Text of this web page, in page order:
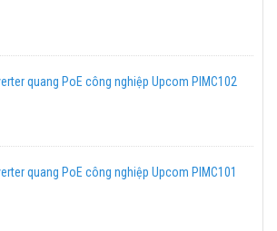
quang PoE công nghiệp Upcom PIMC102
quang PoE công nghiệp Upcom PIMC101